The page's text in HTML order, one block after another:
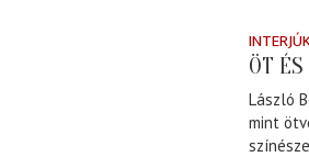
ÖT
László
mint